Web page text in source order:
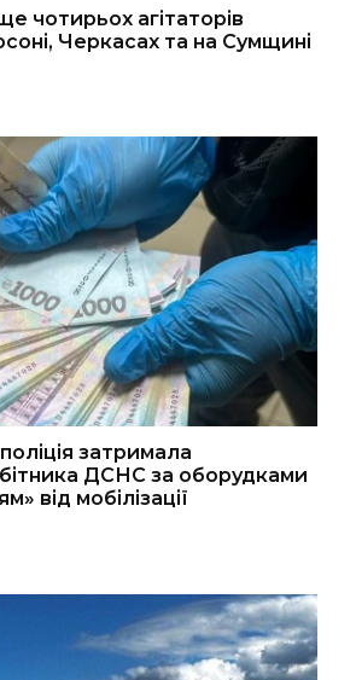
чотирьох агітаторів
Черкасах та на Сумщині
затримала
ДСНС за оборудками
від мобілізації